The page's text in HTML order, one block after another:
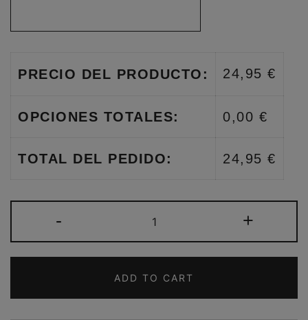
PRECIO DEL PRODUCTO: 24,95 €
OPCIONES TOTALES: 0,00 €
TOTAL DEL PEDIDO: 24,95 €
-
GRIS
QUANTITY
+
ADD TO CART